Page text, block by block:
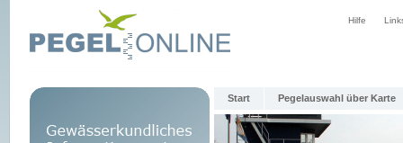
Hilfe
Start Pegelauswahl über Karte